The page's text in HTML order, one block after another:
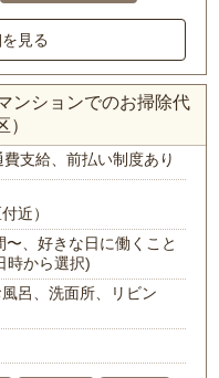
見る
ンションでのお掃除代
費支給、前払い制度あり
近）
、好きな日に働くこと
時から選択)
呂、洗面所、リビン